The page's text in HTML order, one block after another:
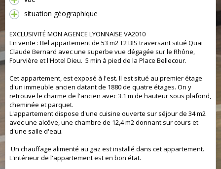
situation géographique
EXCLUSIVITÉ MON AGENCE LYONNAISE VA2010
En vente : Bel appartement de 53 m2 T2 BIS traversant situé Quai
Claude Bernard avec une superbe vue dégagée sur le Rhône,
Fourvière et l'Hotel Dieu. 5 min à pied de la Place Bellecour.
Cet appartement, est exposé à l'est. Il est situé au premier étage
d'un immeuble ancien datant de 1880 de quatre étages. On y
retrouve le charme de l'ancien avec 3.1 m de hauteur sous plafond,
cheminée et parquet.
L'appartement dispose d'une cuisine ouverte sur séjour de 34 m2
avec une alcôve, une chambre de 12,4 m2 donnant sur cours et
d'une salle d'eau.
Un chauffage alimenté au gaz est installé dans cet appartement.
L'intérieur de l'appartement est en bon état.